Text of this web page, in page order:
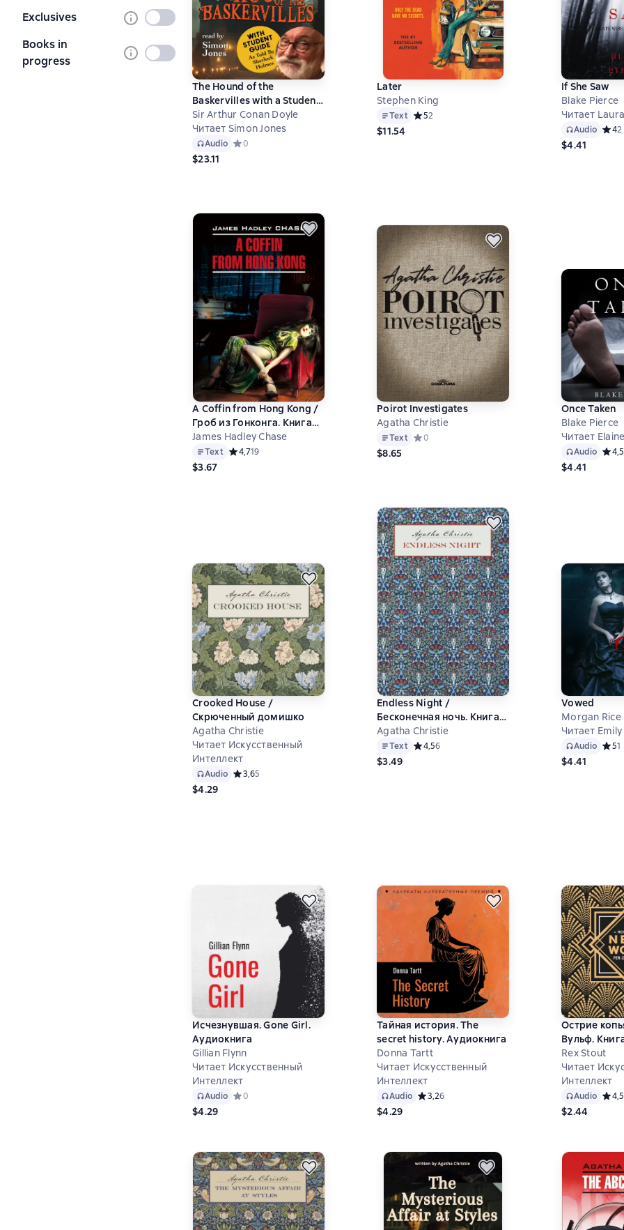
selected
Exclusives
Not
Books in
progress
Not
The Hound of the
Baskervilles with a Student
Guide (as told by Sherlock
Holmes) (Unabridged)
Sir Arthur Conan Doyle
Читает Simon Jones
Audio Средний рейтинг 0 на основе 0 оценок
0
$23.11
Later
Stephen King
Text Средний рейтинг 5 на основе 2 оценок
52
$11.54
If She Saw
Blake Pierce
Читает
Audio 42
$4.41
A Coffin from Hong Kong /
Гроб из Гонконга. Книга
для чтения на английском
языке
James Hadley Chase
Text Средний рейтинг 4,7 на основе 19 оценок
4,719
$3.67
Poirot Investigates
Agatha Christie
Text Средний рейтинг 0 на основе 0 оценок
0
$8.65
Once Taken
Blake Pierce
Читает
Audio 4,5
$4.41
Crooked House /
Скрюченный домишко
Agatha Christie
Читает Искусственный
Интеллект
Audio Средний рейтинг 3,6 на основе 5 оценок
3,65
$4.29
Endless Night /
Бесконечная ночь. Книга
для чтения на английском
языке
Agatha Christie
Text Средний рейтинг 4,5 на основе 6 оценок
4,56
$3.49
Vowed
Morgan Rice
Читает
Audio 51
$4.41
Исчезнувшая. Gone Girl.
Аудиокнига
Gillian Flynn
Читает Искусственный
Интеллект
Audio Средний рейтинг 0 на основе 0 оценок
0
$4.29
Тайная история. The
secret history. Аудиокнига
Donna Tartt
Читает Искусственный
Интеллект
Audio Средний рейтинг 3,2 на основе 6 оценок
3,26
$4.29
Острие
Вульф.
LANCE
Rex Stout
Читает
Интеллект
Audio 4,5
$2.44